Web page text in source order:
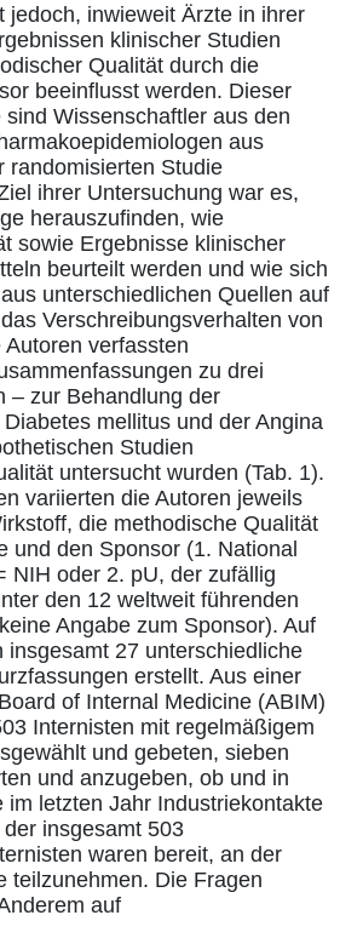
jedoch, inwieweit Ärzte in ihrer
klinischer Studien
Qualität durch die
beeinflusst werden. Dieser
Wissenschaftler aus den
aus
randomisierten Studie
ihrer Untersuchung war es,
herauszufinden, wie
sowie Ergebnisse klinischer
beurteilt werden und wie sich
unterschiedlichen Quellen auf
Verschreibungsverhalten von
verfassten
zu drei
– zur Behandlung der
mellitus und der Angina
Studien
untersucht wurden (Tab. 1).
variierten die Autoren jeweils
die methodische Qualität
und den Sponsor (1. National
NIH oder 2. pU, der zufällig
den 12 weltweit führenden
Angabe zum Sponsor). Auf
insgesamt 27 unterschiedliche
erstellt. Aus einer
of Internal Medicine (ABIM)
Internisten mit regelmäßigem
und gebeten, sieben
und anzugeben, ob und in
im letzten Jahr Industriekontakte
insgesamt 503
waren bereit, an der
teilzunehmen. Die Fragen
auf